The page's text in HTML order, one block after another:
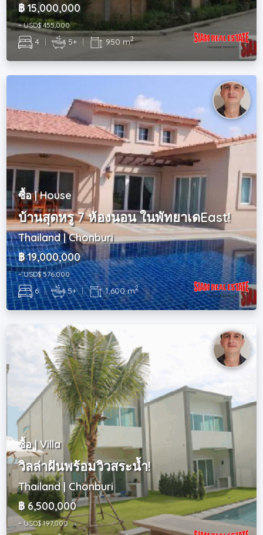
฿ 15,000,000
~ USD$ 455,000
4 | 5+ | 950 m2
ซื้อ | House
บ้านสุดหรู 7 ห้องนอน ในพัทยาเดEast!
Thailand | Chonburi
฿ 19,000,000
~ USD$ 576,000
6 | 5+ | 1,600 m2
ซื้อ | Villa
วิลล่าฝันพร้อมวิวสระน้ำ!
Thailand | Chonburi
฿ 6,500,000
~ USD$ 197,000